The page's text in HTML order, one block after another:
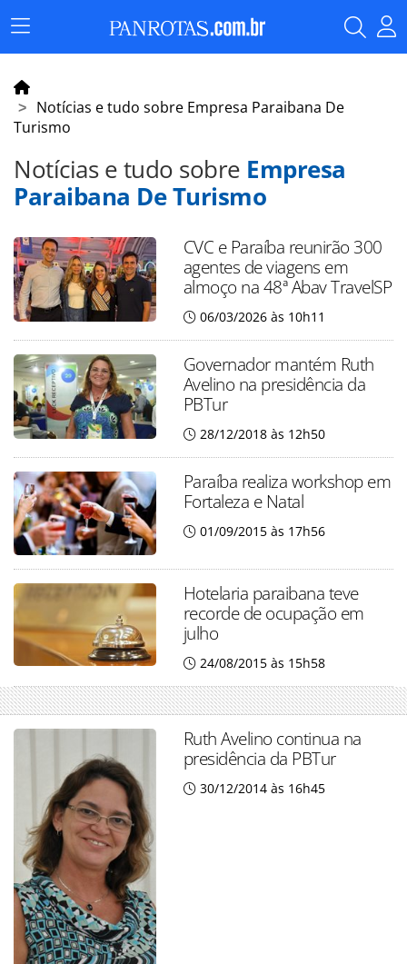
Menu
Principal
Notícias e tudo sobre Empresa Paraibana De
Turismo
Notícias e tudo sobre Empresa
Paraibana De Turismo
CVC e Paraíba reunirão 300
agentes de viagens em
almoço na 48ª Abav TravelSP
06/03/2026 às 10h11
Governador mantém Ruth
Avelino na presidência da
PBTur
28/12/2018 às 12h50
Paraíba realiza workshop em
Fortaleza e Natal
01/09/2015 às 17h56
Hotelaria paraibana teve
recorde de ocupação em
julho
24/08/2015 às 15h58
Ruth Avelino continua na
presidência da PBTur
30/12/2014 às 16h45